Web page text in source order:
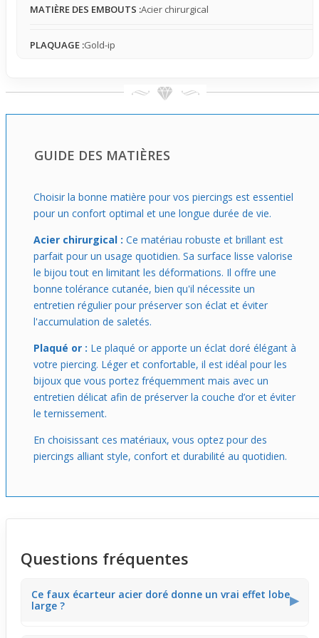
oreille.
MATIÈRE DES EMBOUTS :Acier chirurgical
PLAQUAGE :Gold-ip
GUIDE DES MATIÈRES
Choisir la bonne matière pour vos piercings est essentiel
pour un confort optimal et une longue durée de vie.
Acier chirurgical : Ce matériau robuste et brillant est
parfait pour un usage quotidien. Sa surface lisse valorise
le bijou tout en limitant les déformations. Il offre une
bonne tolérance cutanée, bien qu'il nécessite un
entretien régulier pour préserver son éclat et éviter
l'accumulation de saletés.
Plaqué or : Le plaqué or apporte un éclat doré élégant à
votre piercing. Léger et confortable, il est idéal pour les
bijoux que vous portez fréquemment mais avec un
entretien délicat afin de préserver la couche d’or et éviter
le ternissement.
En choisissant ces matériaux, vous optez pour des
piercings alliant style, confort et durabilité au quotidien.
Questions fréquentes
Ce faux écarteur acier doré donne un vrai effet lobe
large ?
▶